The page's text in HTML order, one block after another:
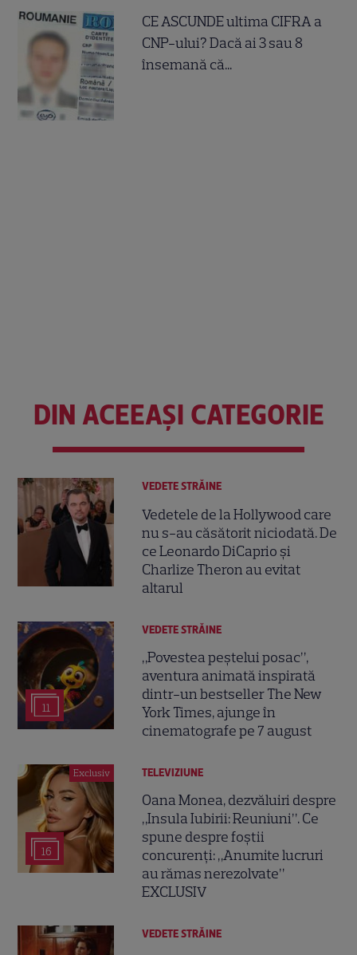
CE ASCUNDE ultima CIFRA a
CNP-ului? Dacă ai 3 sau 8
însemană că...
DIN ACEEAȘI CATEGORIE
VEDETE STRĂINE
Vedetele de la Hollywood care
nu s-au căsătorit niciodată. De
ce Leonardo DiCaprio și
Charlize Theron au evitat
altarul
11
VEDETE STRĂINE
„Povestea peștelui posac”,
aventura animată inspirată
dintr-un bestseller The New
York Times, ajunge în
cinematografe pe 7 august
Exclusiv
16
TELEVIZIUNE
Oana Monea, dezvăluiri despre
„Insula Iubirii: Reuniuni”. Ce
spune despre foștii
concurenți: „Anumite lucruri
au rămas nerezolvate”
EXCLUSIV
VEDETE STRĂINE